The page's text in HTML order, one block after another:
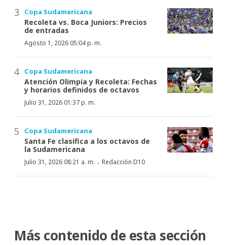
Copa Sudamericana
Recoleta vs. Boca Juniors: Precios
de entradas
Agosto 1, 2026 05:04 p. m.
Copa Sudamericana
Atención Olimpia y Recoleta: Fechas
y horarios definidos de octavos
Julio 31, 2026 01:37 p. m.
Copa Sudamericana
Santa Fe clasifica a los octavos de
la Sudamericana
Julio 31, 2026 08:21 a. m. · Redacción D10
Más contenido de esta sección